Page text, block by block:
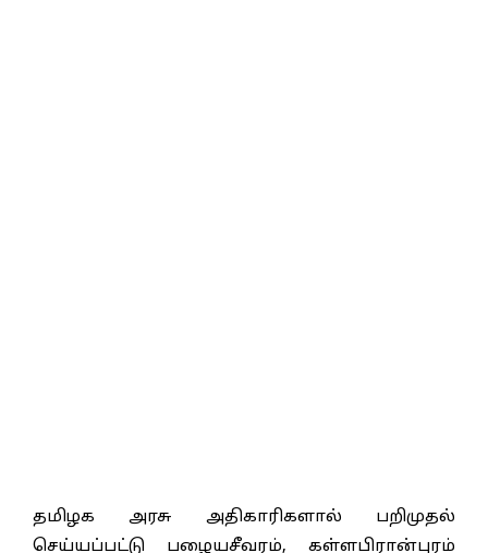
தமிழக அரசு அதிகாரிகளால் பறிமுதல்
செய்யப்பட்டு பழையசீவரம், கள்ளபிரான்புரம்